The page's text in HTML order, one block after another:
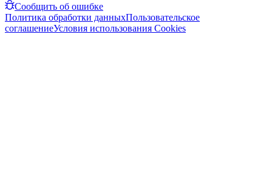
Сообщить об ошибке
Политика обработки данныхПользовательское
соглашениеУсловия использования Cookies